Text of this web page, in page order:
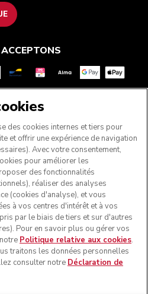
NOUS
réservés. KitchenAid et la
sont des marques
États-Unis et ailleurs.
des cookies internes et tiers pour
et offrir une expérience de navigation
Avec votre consentement,
pour améliorer les
des fonctionnalités
réaliser des analyses
(cookies d'analyse), et vous
à vos centres d'intérêt et à vos
par le biais de tiers et sur d'autres
Pour en savoir plus ou gérer vos
Politique relative aux cookies.
traitons les données personnelles
consulter notre Déclaration de